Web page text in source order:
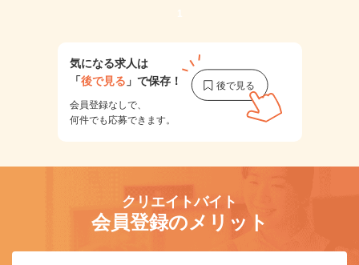
1
気になる求人は
「後で見る 」で保存！
会員登録なしで、
何件でも応募できます。
クリエイトバイト
会員登録のメリット